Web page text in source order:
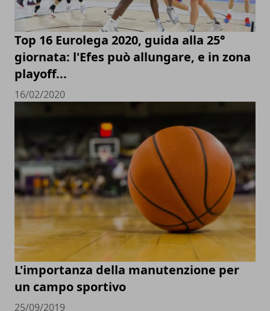
Top 16 Eurolega 2020, guida alla 25°
giornata: l'Efes può allungare, e in zona
playoff...
16/02/2020
L'importanza della manutenzione per
un campo sportivo
25/09/2019